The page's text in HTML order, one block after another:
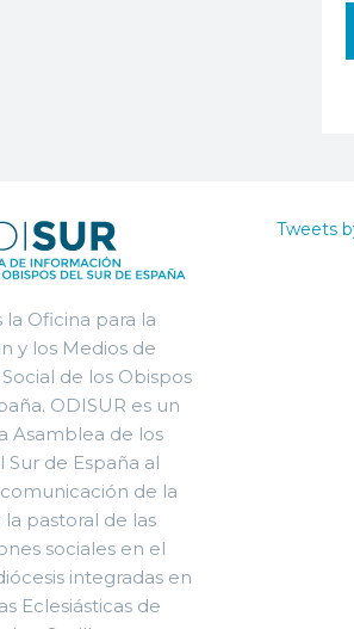
la Oficina para la
y los Medios de
de los Obispos
ODISUR es un
Asamblea de los
Sur de España al
de la
la pastoral de las
sociales en el
integradas en
Eclesiásticas de
Tweets